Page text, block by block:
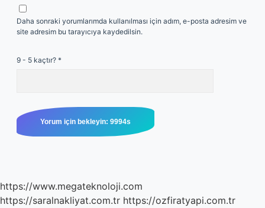
Daha sonraki yorumlarımda kullanılması için adım, e-posta adresim ve
site adresim bu tarayıcıya kaydedilsin.
9 - 5 kaçtır? *
https://www.megateknoloji.com
https://saralnakliyat.com.tr https://ozfiratyapi.com.tr